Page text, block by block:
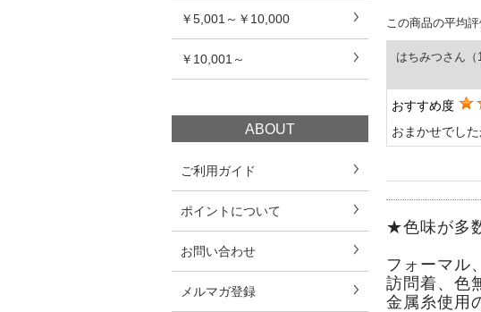
￥5,001～￥10,000
￥10,001～
ABOUT
ご利用ガイド
ポイントについて
お問い合わせ
メルマガ登録
この商品の平均評
はちみつさん（1
おすすめ度
おまかせでし
★色味が多
フォーマル
訪問着、色
金属糸使用